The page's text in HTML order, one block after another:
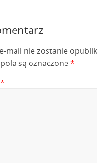
mail nie zostanie
są oznaczone*
*